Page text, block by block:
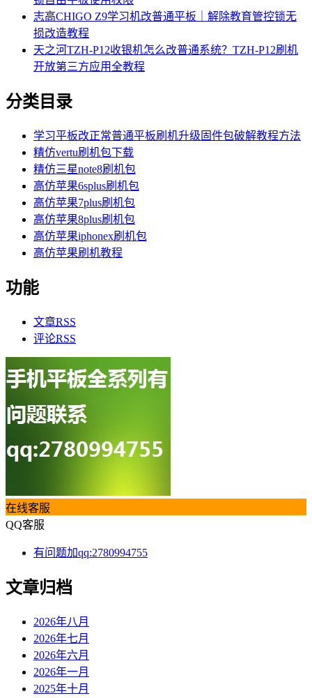
志高CHIGO Z9学习机改普通平板｜解除教育管控锁无
损改造教程
天之河TZH-P12收银机怎么改普通系统？TZH-P12刷机
开放第三方应用全教程
分类目录
学习平板改正常普通平板刷机升级固件包破解教程方法
精仿vertu刷机包下载
精仿三星note8刷机包
高仿苹果6splus刷机包
高仿苹果7plus刷机包
高仿苹果8plus刷机包
高仿苹果iphonex刷机包
高仿苹果刷机教程
功能
文章RSS
评论RSS
在线客服
QQ客服
有问题加qq:2780994755
文章归档
2026年八月
2026年七月
2026年六月
2026年一月
2025年十月